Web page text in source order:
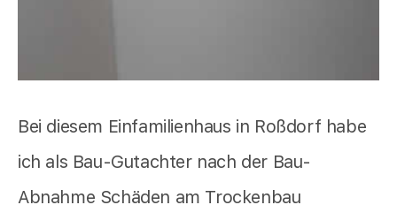
Bei diesem Einfamilienhaus in Roßdorf habe
ich als Bau-Gutachter nach der Bau-
Abnahme Schäden am Trockenbau